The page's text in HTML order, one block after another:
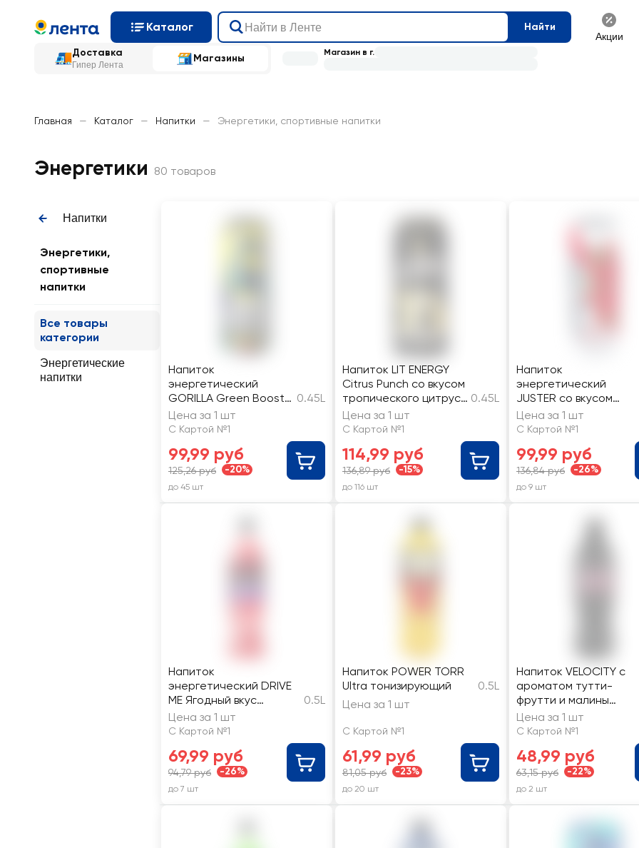
Каталог Найти
Акции
Доставка
Гипер Лента
Магазины Магазин в г.
Главная — Каталог — Напитки — Энергетики, спортивные напитки
Энергетики 80 товаров
Напитки
Энергетики,
спортивные
напитки
Все товары
категории
Энергетические
напитки
Напиток
энергетический
GORILLA Green Boost
тонизирующий
газированный
0.45L
Цена за 1 шт
С Картой №1
99,99 руб
125,26 руб -20%
до 45 шт
Напиток LIT ENERGY
Citrus Punch со вкусом
тропического цитруса
газированный
0.45L
Цена за 1 шт
С Картой №1
114,99 руб
136,89 руб -15%
до 116 шт
Напиток
энергетический
JUSTER со вкусом
Вишня и черешня
тонизирующий
Цена за 1 шт
С Картой №1
99,99 руб
136,84 руб -26%
до 9 шт
Напиток
энергетический DRIVE
ME Ягодный вкус
тонизирующий
газированный
0.5L
Цена за 1 шт
С Картой №1
69,99 руб
94,79 руб -26%
до 7 шт
Напиток POWER TORR
Ultra тонизирующий
0.5L
Цена за 1 шт
С Картой №1
61,99 руб
81,05 руб -23%
до 20 шт
Напиток VELOCITY с
ароматом тутти-
фрутти и малины
среднегазированный
Цена за 1 шт
С Картой №1
48,99 руб
63,15 руб -22%
до 2 шт